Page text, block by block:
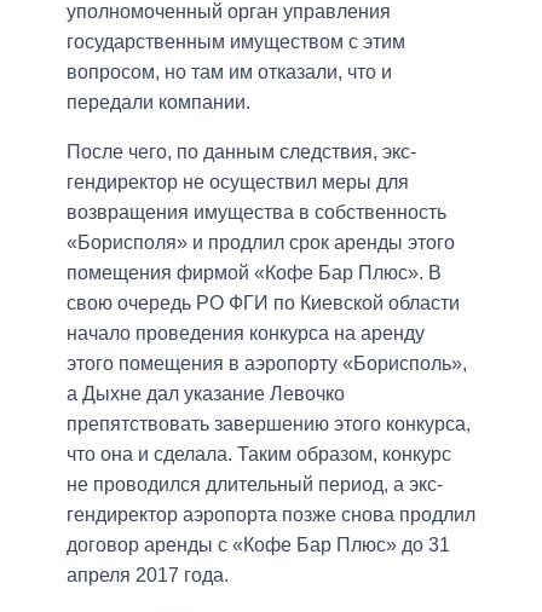
уполномоченный орган управления
государственным имуществом с этим
вопросом, но там им отказали, что и
передали компании.
После чего, по данным следствия, экс-
гендиректор не осуществил меры для
возвращения имущества в собственность
«Борисполя» и продлил срок аренды этого
помещения фирмой «Кофе Бар Плюс». В
свою очередь РО ФГИ по Киевской области
начало проведения конкурса на аренду
этого помещения в аэропорту «Борисполь»,
а Дыхне дал указание Левочко
препятствовать завершению этого конкурса,
что она и сделала. Таким образом, конкурс
не проводился длительный период, а экс-
гендиректор аэропорта позже снова продлил
договор аренды с «Кофе Бар Плюс» до 31
апреля 2017 года.